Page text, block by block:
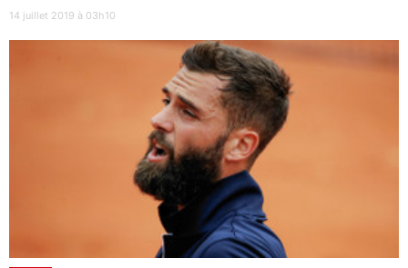
14 juillet 2019 à 03h10